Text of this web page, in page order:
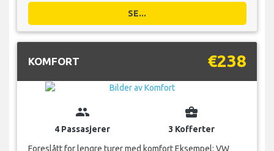
SE...
KOMFORT €238
group
4 Passasjerer
business_center
3 Kofferter
Foreslått for lengre turer med komfort Eksempel: VW